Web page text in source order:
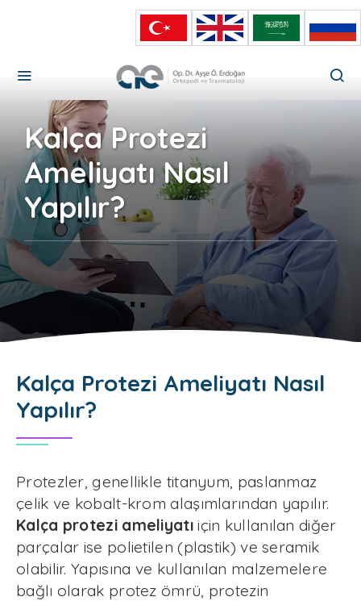
Kalça Protezi
Ameliyatı Nasıl
Yapılır?
Kalça Protezi Ameliyatı Nasıl
Yapılır?
Protezler, genellikle titanyum, paslanmaz
çelik ve kobalt-krom alaşımlarından yapılır.
Kalça protezi ameliyatıiçin kullanılan diğer
parçalar ise polietilen (plastik) ve seramik
olabilir. Yapısına ve kullanılan malzemelere
bağlı olarak protez ömrü, protezin